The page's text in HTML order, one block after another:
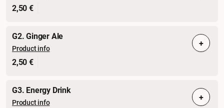
2,50 €
G2. Ginger Ale
Product info
2,50 €
+
G3. Energy Drink
Product info +